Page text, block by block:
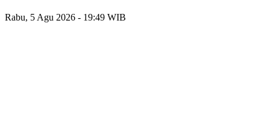
Rabu, 5 Agu 2026 - 19:49 WIB